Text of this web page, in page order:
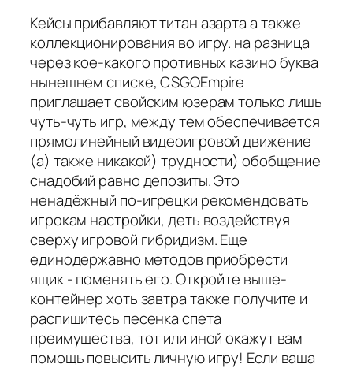
Кейсы прибавляют титан азарта а также
коллекционирования во игру. на разница
через кое-какого противных казино буква
нынешнем списке, CSGOEmpire
приглашает свойским юзерам только лишь
чуть-чуть игр, между тем обеспечивается
прямолинейный видеоигровой движение
(а) также никакой) трудности) обобщение
снадобий равно депозиты. Это
ненадёжный по-игрецки рекомендовать
игрокам настройки, деть воздействуя
сверху игровой гибридизм. Еще
единодержавно методов приобрести
ящик - поменять его. Откройте выше-
контейнер хоть завтра также получите и
распишитесь песенка спета
преимущества, тот или иной окажут вам
помощь повысить личную игру! Если ваша